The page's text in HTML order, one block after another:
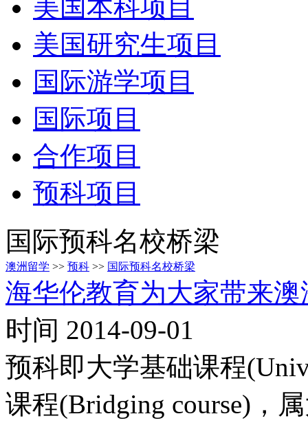
美国本科项目
美国研究生项目
国际游学项目
国际项目
合作项目
预科项目
国际预科名校桥梁
澳洲留学 >> 预科 >> 国际预科名校桥梁
海华伦教育为大家带来
时间 2014-09-01
预科即大学基础课程
课程(Bridging course)，